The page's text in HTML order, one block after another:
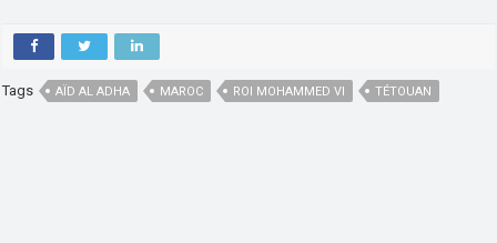
Tags AÏD AL ADHA MAROC ROI MOHAMMED VI TÉTOUAN